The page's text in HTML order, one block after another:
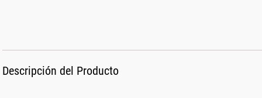
Descripción del Producto